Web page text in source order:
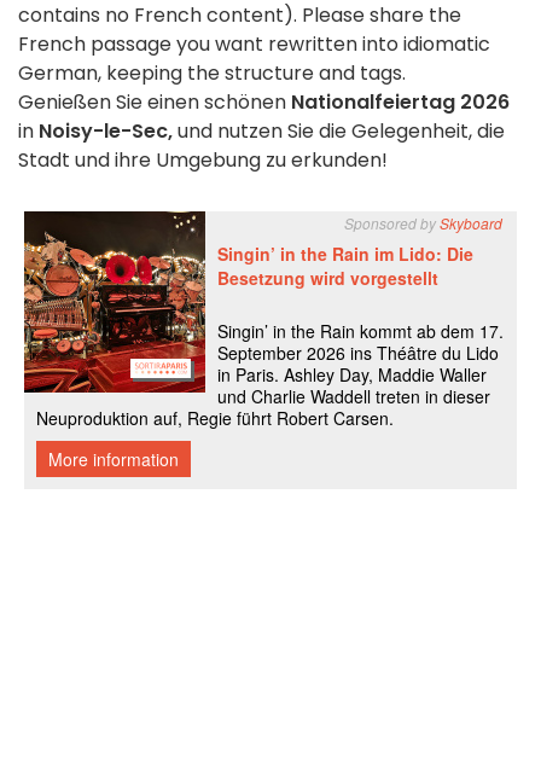
contains no French content). Please share the
French passage you want rewritten into idiomatic
German, keeping the structure and tags.
Genießen Sie einen schönen Nationalfeiertag 2026
in Noisy-le-Sec,und nutzen Sie die Gelegenheit, die
Stadt und ihre Umgebung zu erkunden!